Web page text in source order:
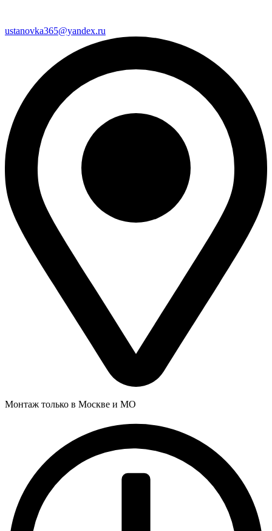
ustanovka365@yandex.ru
Монтаж только в Москве и МО